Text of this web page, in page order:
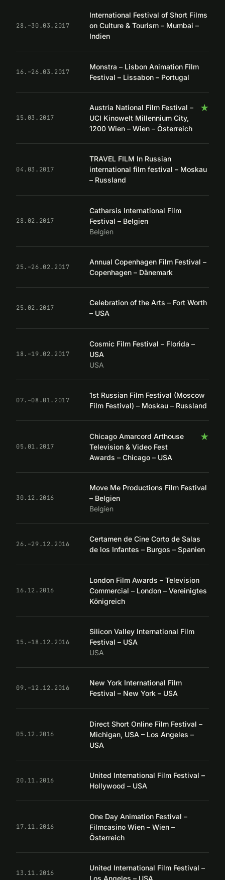
28.–30.03.2017
International Festival of Short Films
on Culture & Tourism – Mumbai –
Indien
16.–26.03.2017
Monstra – Lisbon Animation Film
Festival – Lissabon – Portugal
15.03.2017
★
Austria National Film Festival –
UCI Kinowelt Millennium City,
1200 Wien – Wien – Österreich
04.03.2017
TRAVEL FILM In Russian
international film festival – Moskau
– Russland
28.02.2017
Catharsis International Film
Festival – Belgien
Belgien
25.–26.02.2017
Annual Copenhagen Film Festival –
Copenhagen – Dänemark
25.02.2017
Celebration of the Arts – Fort Worth
– USA
18.–19.02.2017
Cosmic Film Festival – Florida –
USA
USA
07.–08.01.2017
1st Russian Film Festival (Moscow
Film Festival) – Moskau – Russland
05.01.2017
★
Chicago Amarcord Arthouse
Television & Video Fest
Awards – Chicago – USA
30.12.2016
Move Me Productions Film Festival
– Belgien
Belgien
26.–29.12.2016
Certamen de Cine Corto de Salas
de los Infantes – Burgos – Spanien
16.12.2016
London Film Awards – Television
Commercial – London – Vereinigtes
Königreich
15.–18.12.2016
Silicon Valley International Film
Festival – USA
USA
09.–12.12.2016
New York International Film
Festival – New York – USA
05.12.2016
Direct Short Online Film Festival –
Michigan, USA – Los Angeles –
USA
20.11.2016
United International Film Festival –
Hollywood – USA
17.11.2016
One Day Animation Festival –
Filmcasino Wien – Wien –
Österreich
13.11.2016
United International Film Festival –
Los Angeles – USA